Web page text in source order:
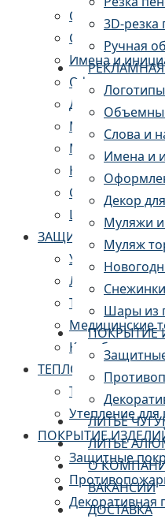
3D-
Ручная
Слова и
Имена и
Декор
Муляжи
Муляж
Шары из
ПОКРЫТИЕ
ЛИТЬЕ
ЛИТЬЕ
О
ВАКАНСИИ
ДОСТАВКА
Объемные
Слова и надписи
Имена и
Оформление
Декор для
Муляжи и
Муляж торта из
Новогодние
Снежинки из
Шары из
ЗАЩИТНАЯ
Упаковка для
Ложементы из
Медицинские
Короба из
ТЕПЛОИЗОЛЯЦИЯ
Теплоизоляция
Утепление для
ПОКРЫТИЕ
Защитные
Декоративная